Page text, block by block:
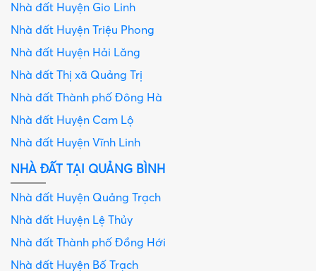
Nhà đất Huyện Gio Linh
Nhà đất Huyện Triệu Phong
Nhà đất Huyện Hải Lăng
Nhà đất Thị xã Quảng Trị
Nhà đất Thành phố Đông Hà
Nhà đất Huyện Cam Lộ
Nhà đất Huyện Vĩnh Linh
NHÀ ĐẤT TẠI QUẢNG BÌNH
Nhà đất Huyện Quảng Trạch
Nhà đất Huyện Lệ Thủy
Nhà đất Thành phố Đồng Hới
Nhà đất Huyện Bố Trạch